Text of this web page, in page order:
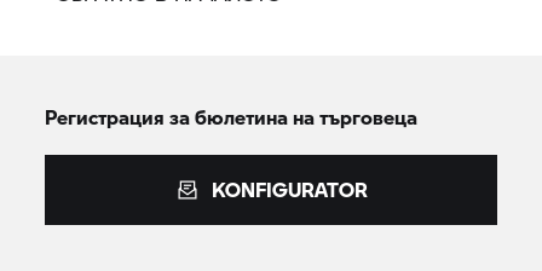
Регистрация за бюлетина на търговеца
KONFIGURATOR